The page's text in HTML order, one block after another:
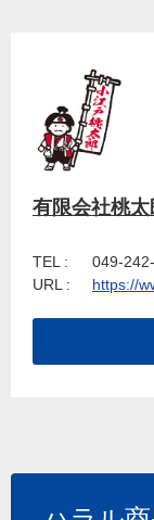
有限会社桃
TEL :
049-
URL :
https://